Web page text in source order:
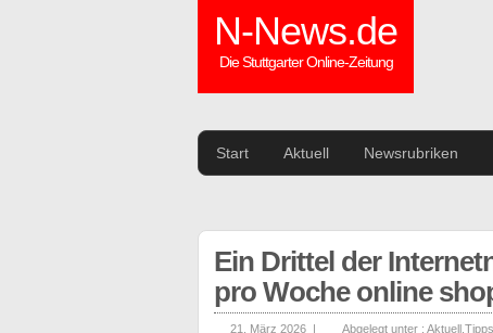
N-News.de
Die Stuttgarter Online-Zeitung
Start Aktuell Newsrubriken
Ein Drittel der
pro Woche online
21. März 2026 | Abgelegt unter : Aktuell Tipps